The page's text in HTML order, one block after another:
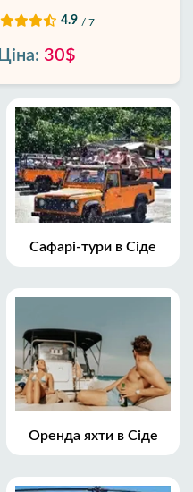
4.9 / 7
Ціна: 30$
Сафарі-тури в Сіде
Оренда яхти в Сіде